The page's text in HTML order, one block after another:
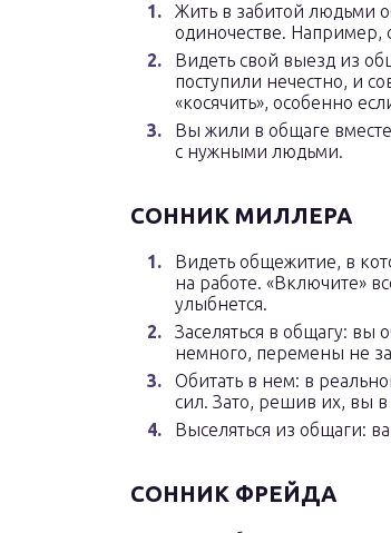
Жить в забитой людьми
одиночестве. Например,
Видеть свой выезд из
поступили нечестно, и
«косячить», особенно
Вы жили в общаге
с нужными людьми.
СОННИК МИЛЛЕРА
Видеть общежитие, в
на работе. «Включите»
улыбнется.
Заселяться в общагу: вы
немного, перемены не
Обитать в нем: в
сил. Зато, решив их, вы в
Выселяться из общаги:
СОННИК ФРЕЙДА